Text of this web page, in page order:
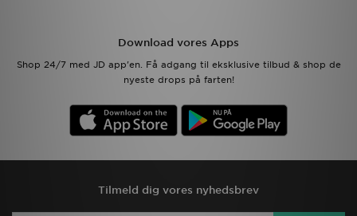
Download vores Apps
Shop 24/7 med JD app'en. Få adgang til eksklusive tilbud & shop de
nyeste drops på farten!
Tilmeld dig vores nyhedsbrev